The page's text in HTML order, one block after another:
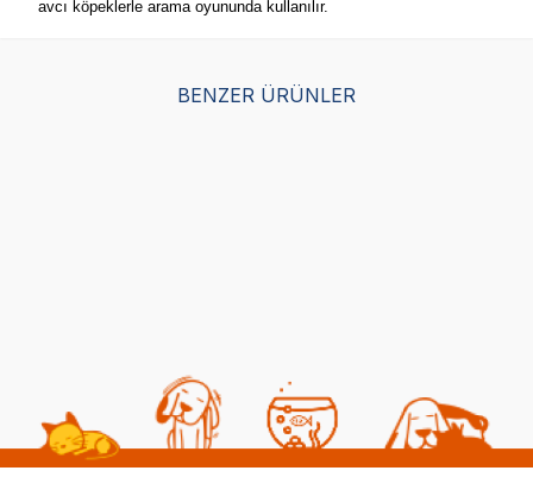
avcı köpeklerle arama oyununda kullanılır.
BENZER ÜRÜNLER